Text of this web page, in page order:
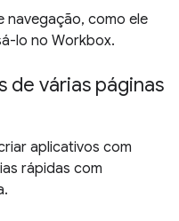
navegação, como ele
lo no Workbox.
de várias páginas
aplicativos com
rápidas com